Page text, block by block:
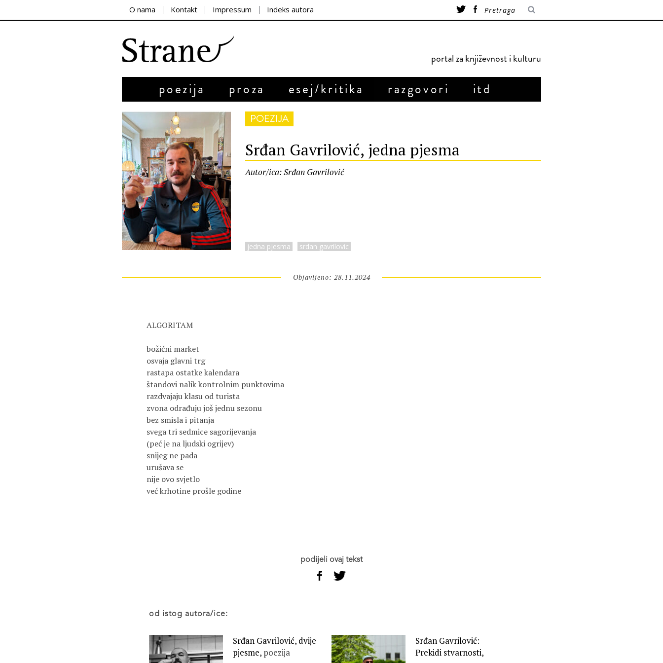
O nama Kontakt Impressum Indeks autora
portal za književnost i kulturu
poezija proza esej/kritika razgovori itd
POEZIJA
Srđan Gavrilović, jedna pjesma
Autor/ica: Srđan Gavrilović
jedna pjesma srdan gavrilovic
Objavljeno: 28.11.2024
ALGORITAM
božićni market
osvaja glavni trg
rastapa ostatke kalendara
štandovi nalik kontrolnim punktovima
razdvajaju klasu od turista
zvona odrađuju još jednu sezonu
bez smisla i pitanja
svega tri sedmice sagorijevanja
(peć je na ljudski ogrijev)
snijeg ne pada
urušava se
nije ovo svjetlo
već krhotine prošle godine
podijeli ovaj tekst
od istog autora/ice:
Srđan Gavrilović, dvije
pjesme, poezija
Srđan Gavrilović:
Prekidi stvarnosti,